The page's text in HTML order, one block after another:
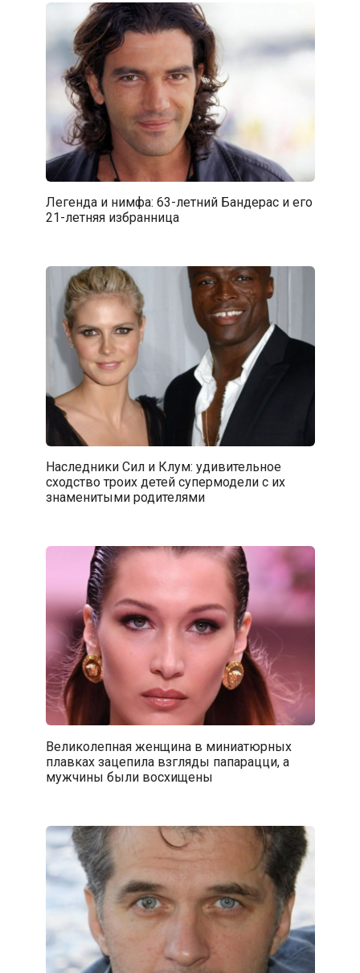
Легенда и нимфа: 63-летний Бандерас и его
21-летняя избранница
Наследники Сил и Клум: удивительное
сходство троих детей супермодели с их
знаменитыми родителями
Великолепная женщина в миниатюрных
плавках зацепила взгляды папарацци, а
мужчины были восхищены